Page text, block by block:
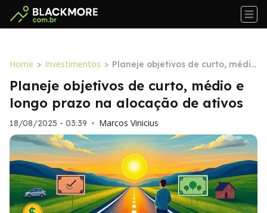
Home > Investimentos > Planeje objetivos de curto, médio
e longo prazo na alocação de ati
vos
Planeje objetivos de curto, médio e
longo prazo na alocação de ativos
18/08/2025 - 03:39 • Marcos Vinicius